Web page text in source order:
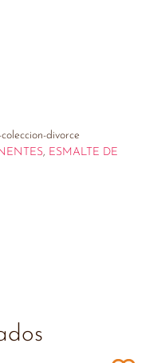
divorce
, ESMALTE DE